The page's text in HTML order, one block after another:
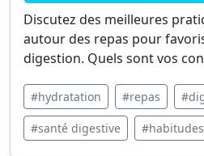
Discutez des meilleures
autour des repas pour
digestion. Quels sont vos
#hydratation #repas
#santé digestive